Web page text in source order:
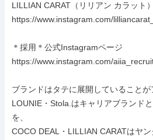
LILLIAN CARAT（リリアン カラット
https://www.instagram.com/
＊採用＊公式Instagramページ
https://www.instagram.com/
ブランドはタテに展開していること
LOUNIE・Stola.はキャリアブランド
を、
COCO DEAL・LILLIAN CARATはヤ